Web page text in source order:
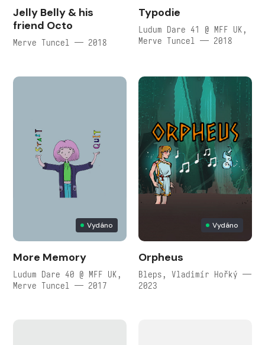
Jelly Belly & his
friend Octo
Merve Tuncel — 2018
Typodie
Ludum Dare 41 @ MFF UK,
Merve Tuncel — 2018
Vydáno
More Memory
Ludum Dare 40 @ MFF UK,
Merve Tuncel — 2017
Vydáno
Orpheus
Bleps, Vladimír Hořký —
2023